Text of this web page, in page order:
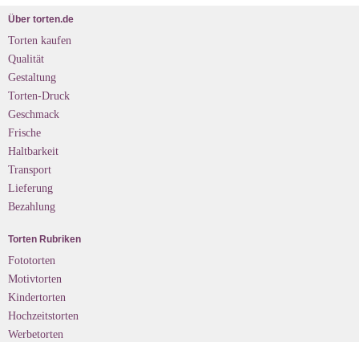
Über torten.de
Torten kaufen
Qualität
Gestaltung
Torten-Druck
Geschmack
Frische
Haltbarkeit
Transport
Lieferung
Bezahlung
Torten Rubriken
Fototorten
Motivtorten
Kindertorten
Hochzeitstorten
Werbetorten